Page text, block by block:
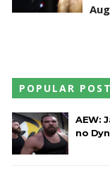
POPULAR
AEW:
no